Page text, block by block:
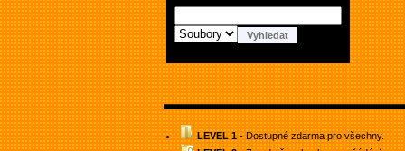
LEVEL 1- Dostupné zdarma pro všechny.